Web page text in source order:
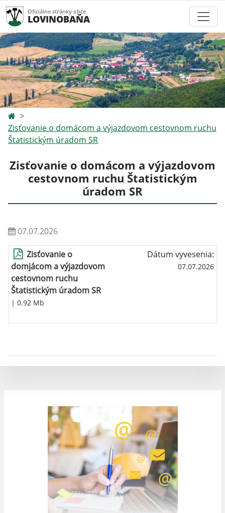
Oficiálne stránky obce
LOVINOBAŇA
Zisťovanie o domácom a výjazdovom cestovnom ruchu
Štatistickým úradom SR
Zisťovanie o domácom a výjazdovom
cestovnom ruchu Štatistickým
úradom SR
07.07.2026
Zisťovanie o
domjácom a výjazdovom
cestovnom ruchu
Štatistickým úradom SR
| 0.92 Mb
Dátum vyvesenia:
07.07.2026